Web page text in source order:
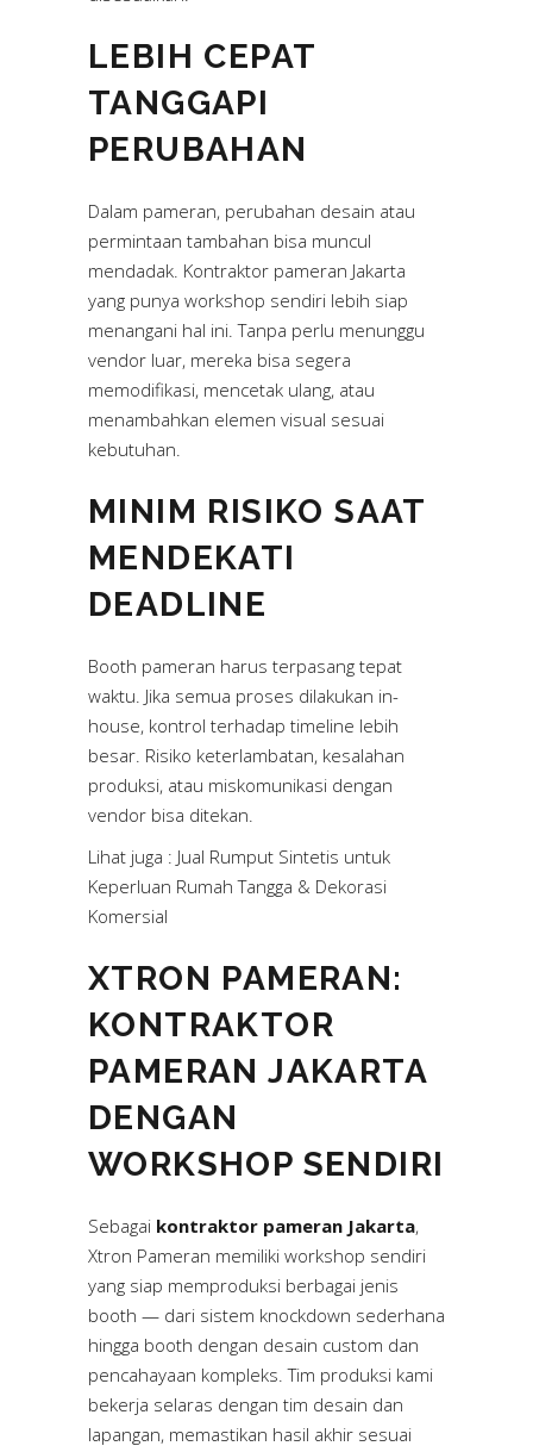
LEBIH CEPAT
TANGGAPI
PERUBAHAN
Dalam pameran, perubahan desain atau
permintaan tambahan bisa muncul
mendadak. Kontraktor pameran Jakarta
yang punya workshop sendiri lebih siap
menangani hal ini. Tanpa perlu menunggu
vendor luar, mereka bisa segera
memodifikasi, mencetak ulang, atau
menambahkan elemen visual sesuai
kebutuhan.
MINIM RISIKO SAAT
MENDEKATI
DEADLINE
Booth pameran harus terpasang tepat
waktu. Jika semua proses dilakukan in-
house, kontrol terhadap timeline lebih
besar. Risiko keterlambatan, kesalahan
produksi, atau miskomunikasi dengan
vendor bisa ditekan.
Lihat juga : Jual Rumput Sintetis untuk
Keperluan Rumah Tangga & Dekorasi
Komersial
XTRON PAMERAN:
KONTRAKTOR
PAMERAN JAKARTA
DENGAN
WORKSHOP SENDIRI
Sebagai kontraktor pameran Jakarta,
Xtron Pameran memiliki workshop sendiri
yang siap memproduksi berbagai jenis
booth — dari sistem knockdown sederhana
hingga booth dengan desain custom dan
pencahayaan kompleks. Tim produksi kami
bekerja selaras dengan tim desain dan
lapangan, memastikan hasil akhir sesuai